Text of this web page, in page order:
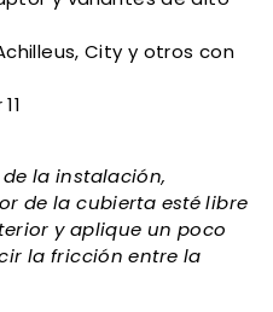
City y otros con
la instalación,
de la cubierta esté libre
y aplique un poco
la fricción entre la